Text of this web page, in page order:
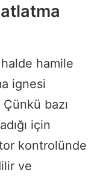
hamile
ignesi
bazı
için
kontrolünde
ve